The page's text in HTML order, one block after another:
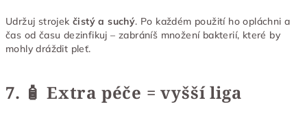
Udržuj strojek čistý a suchý. Po každém použití ho opláchni a
čas od času dezinfikuj – zabráníš množení bakterií, které by
mohly dráždit pleť.
7. 🧴 Extra péče = vyšší liga